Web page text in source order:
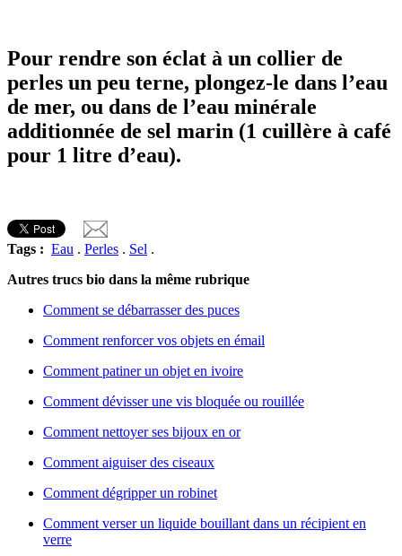
Pour rendre son éclat à un collier de
perles un peu terne, plongez-le dans l’eau
de mer, ou dans de l’eau minérale
additionnée de sel marin (1 cuillère à café
pour 1 litre d’eau).
Tags : Eau . Perles . Sel .
Autres trucs bio dans la même rubrique
Comment se débarrasser des puces
Comment renforcer vos objets en émail
Comment patiner un objet en ivoire
Comment dévisser une vis bloquée ou rouillée
Comment nettoyer ses bijoux en or
Comment aiguiser des ciseaux
Comment dégripper un robinet
Comment verser un liquide bouillant dans un récipient en
verre